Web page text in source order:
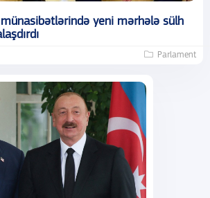
yeni mərhələ sülh
Parlament